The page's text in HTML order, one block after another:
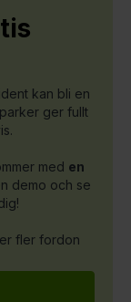
kan bli en
ger fullt
med en
demo och se
fler fordon